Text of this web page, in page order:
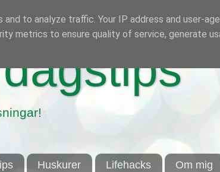
Huskurer Lifehacks Om mig
to analyze traffic. Your IP address and user-
metrics to ensure quality of service, generate